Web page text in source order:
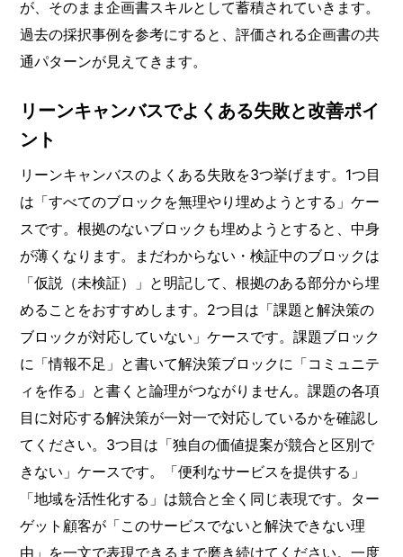
が、そのまま企画書スキルとして蓄積されていきます。
過去の採択事例を参考にすると、評価される企画書の共
通パターンが見えてきます。
リーンキャンバスでよくある失敗と改善ポイ
ント
リーンキャンバスのよくある失敗を3つ挙げます。1つ目
は「すべてのブロックを無理やり埋めようとする」ケー
スです。根拠のないブロックも埋めようとすると、中身
が薄くなります。まだわからない・検証中のブロックは
「仮説（未検証）」と明記して、根拠のある部分から埋
めることをおすすめします。2つ目は「課題と解決策の
ブロックが対応していない」ケースです。課題ブロック
に「情報不足」と書いて解決策ブロックに「コミュニテ
ィを作る」と書くと論理がつながりません。課題の各項
目に対応する解決策が一対一で対応しているかを確認し
てください。3つ目は「独自の価値提案が競合と区別で
きない」ケースです。「便利なサービスを提供する」
「地域を活性化する」は競合と全く同じ表現です。ター
ゲット顧客が「このサービスでないと解決できない理
由」を一文で表現できるまで磨き続けてください。一度